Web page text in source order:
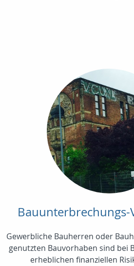
Bauunterbrechungs-
Gewerbliche Bauherren oder
genutzten Bauvorhaben sind bei
erheblichen finanziellen